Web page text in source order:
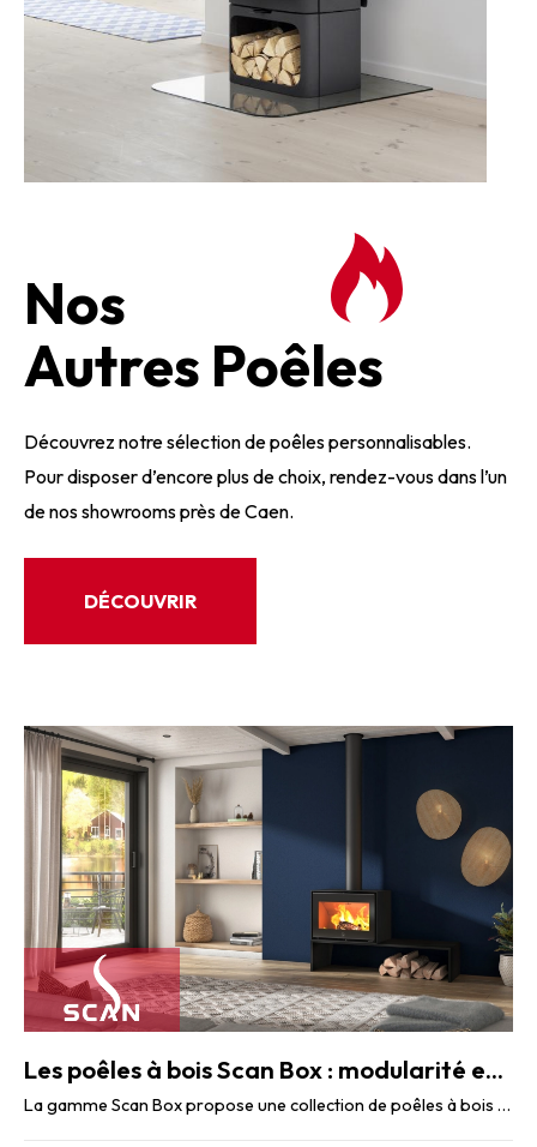
Nos
Autres Poêles
Découvrez notre sélection de poêles personnalisables.
Pour disposer d’encore plus de choix, rendez-vous dans l’un
de nos showrooms près de Caen.
DÉCOUVRIR
Les poêles à bois Scan Box : modularité et performance
La gamme Scan Box propose une collection de poêles à bois modulables qui allient design ...